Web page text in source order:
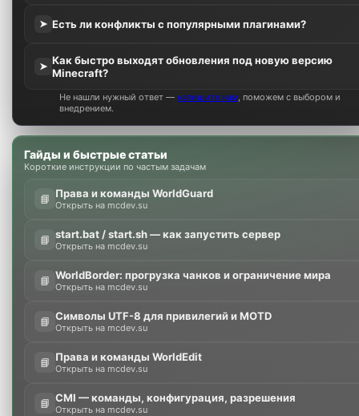
➤ Есть ли конфликты с популярными плагинами?
➤ Как быстро выходят обновления под новую версию
Minecraft?
Не нашли нужный ответ —напишите нам, поможем с выбором и
внедрением.
Гайды и быстрые статьи
Короткие инструкции по частым задачам
📘 Права и команды WorldGuard
Открыть на mcdev.su
📘 start.bat / start.sh — как запустить сервер
Открыть на mcdev.su
📘 WorldBorder: прогрузка чанков и ограничение мира
Открыть на mcdev.su
📘 Символы UTF-8 для привилегий и MOTD
Открыть на mcdev.su
📘 Права и команды WorldEdit
Открыть на mcdev.su
📘 CMI — команды, конфигурация, разрешения
Открыть на mcdev.su